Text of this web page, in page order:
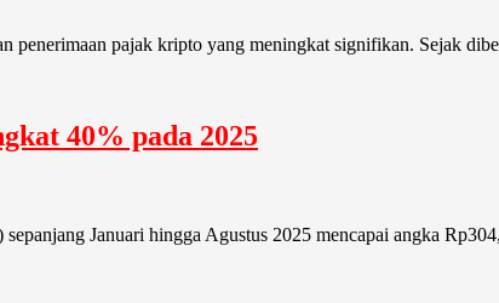
pajak kripto yang meningkat signifikan. Sejak
40% pada 2025
Januari hingga Agustus 2025 mencapai angka